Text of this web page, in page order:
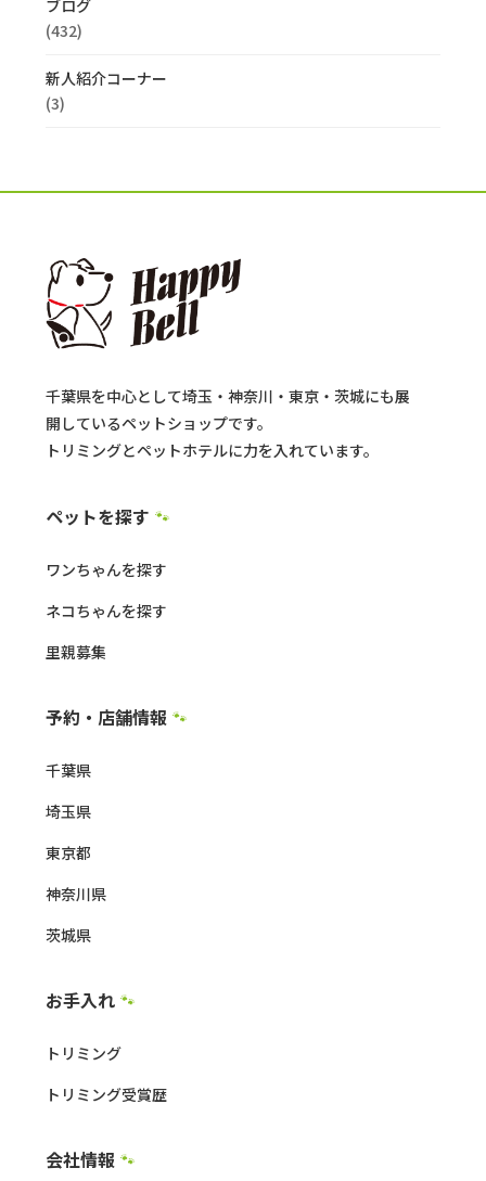
ブログ
(432)
新人紹介コーナー
(3)
千葉県を中心として埼玉・神奈川・東京・茨城にも展
開しているペットショップです。
トリミングとペットホテルに力を入れています。
ペットを探す 🐾
ワンちゃんを探す
ネコちゃんを探す
里親募集
予約・店舗情報 🐾
千葉県
埼玉県
東京都
神奈川県
茨城県
お手入れ 🐾
トリミング
トリミング受賞歴
会社情報 🐾